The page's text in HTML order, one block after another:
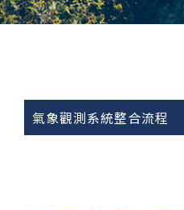
氣象觀測系統整合流程